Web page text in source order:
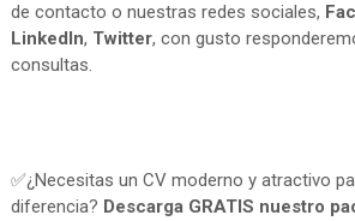
de contacto o nuestras redes sociales,
LinkedIn, Twitter, con gusto
consultas.
✅¿Necesitas un CV moderno y atractivo
diferencia? Descarga GRATIS nuestro